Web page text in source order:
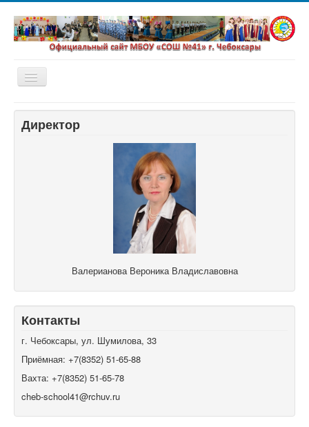
Включить/
выключить
Главная
Новости
Директор
Валерианова Вероника Владиславовна
Контакты
г. Чебоксары, ул. Шумилова, 33
Приёмная: +7(8352) 51-65-88
Вахта: +7(8352) 51-65-78
cheb-school41@rchuv.ru